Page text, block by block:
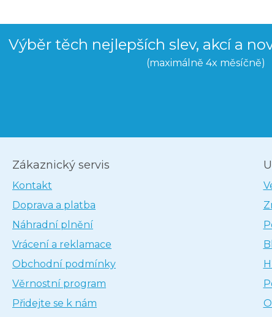
Výběr těch nejlepších slev, akcí a
(maximálně 4x měsíčně)
Zákaznický servis
Kontakt
Doprava a platba
Náhradní plnění
Vrácení a reklamace
Obchodní podmínky
Věrnostní program
Přidejte se k nám